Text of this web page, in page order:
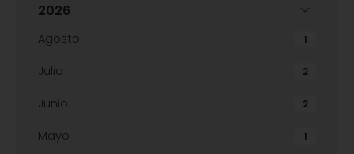
2026
Agosto 1
Julio 2
Junio 2
Mayo 1